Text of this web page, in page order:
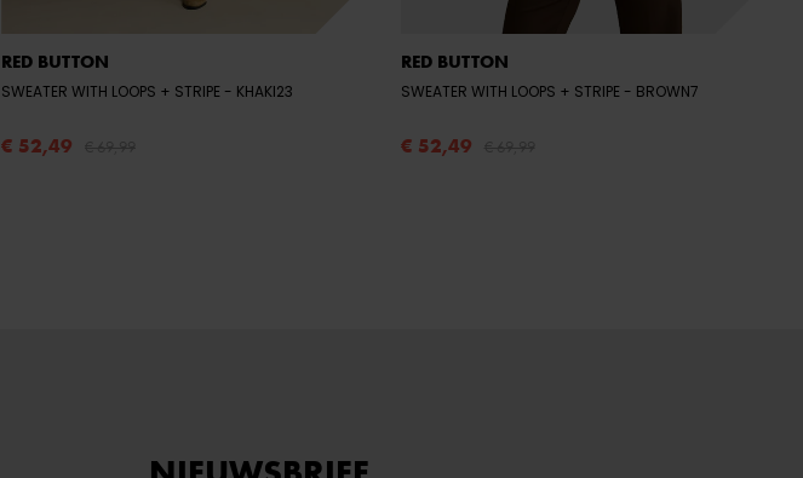
RED BUTTON
SWEATER WITH LOOPS + STRIPE - KHAKI23
€ 52,49
RED BUTTON
SWEATER WITH LOOPS + STRIPE - BROWN7
€ 52,49